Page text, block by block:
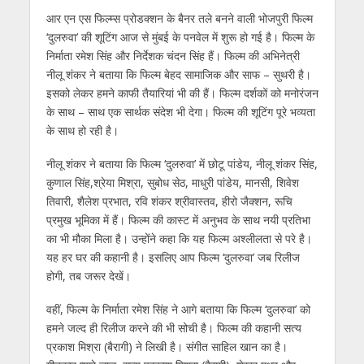
A
p
p
o
o
k
a
m
n
g
er
dI
n
आर एन एस फिल्‍म्स प्रोडक्‍शन के बैनर तले बनने वाली भोजपुरी फिल्‍म
‘दुलरुवा’ की शूटिंग आज से मुंबई के पनवेल में शुरू हो गई है। फिल्‍म के
निर्माता रमेश सिंह और निर्देशक चंदन सिंह हैं। फिल्‍म की अभिनेत्री
नीलू शंकर ने बताया कि फिल्‍म बेहद सामाजिक और साफ – सुथरी है।
इसको लेकर हमने काफी तैयारियां भी की हैं। फिल्‍म दर्शकों को मनोरंजन
के साथ – साथ एक सार्थक संदेश भी देगा। फिल्‍म की शूटिंग पूरे भव्‍यता
के साथ हो रही है।
नीलू शंकर ने बताया कि फिल्‍म ‘दुलरुवा’ में छोटू पांडेय, नीलू शंकर सिंह,
कुणाल सिंह,श्रेया मिश्रा, सुबोध सेठ, माधुरी पांडेय, मानसी, शिवेश
तिवारी, शैलेश प्रभात, रवि शंकर श्रीवास्‍तव, हीरो जैक्‍शन, रूचि
प्रमुख भूमिका में हैं। फिल्‍म की कास्‍ट में अनुभव के साथ नयी प्रतिभा
का भी मौका मिला है। उन्‍होंने कहा कि यह फिल्‍म अश्‍लीलता से परे है।
यह हर घर की कहानी है। इसलिए आप फिल्‍म ‘दुलरुवा’ जब रिलीज
होगी, तब जरूर देखें।
वहीं, फिल्‍म के निर्माता रमेश सिंह ने आगे बताया कि फिल्‍म ‘दुलरुवा’ को
हमने जल्‍द ही रिलीज करने की भी सोची है। फिल्‍म की कहानी सत्‍य
प्रकाश मिश्रा (बैरागी) ने लिखी है। संगीत साहिल खान का है।